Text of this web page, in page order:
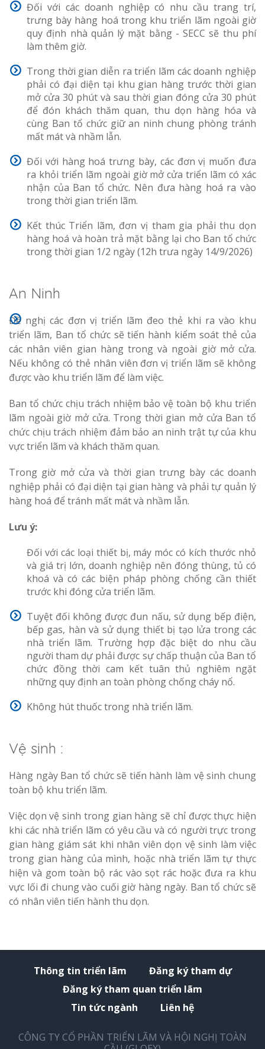
Đối với các doanh nghiệp có nhu cầu trang trí,
trưng bày hàng hoá trong khu triển lãm ngoài giờ
quy định nhà quản lý mặt bằng - SECC sẽ thu phí
làm thêm giờ.
Trong thời gian diễn ra triển lãm các doanh nghiệp
phải có đại diện tại khu gian hàng trước thời gian
mở cửa 30 phút và sau thời gian đóng cửa 30 phút
để đón khách thăm quan, thu dọn hàng hóa và
cùng Ban tổ chức giữ an ninh chung phòng tránh
mất mát và nhầm lẫn.
Đối với hàng hoá trưng bày, các đơn vị muốn đưa
ra khỏi triển lãm ngoài giờ mở cửa triển lãm có xác
nhận của Ban tổ chức. Nên đưa hàng hoá ra vào
trong thời gian triển lãm.
Kết thúc Triển lãm, đơn vị tham gia phải thu dọn
hàng hoá và hoàn trả mặt bằng lại cho Ban tổ chức
trong thời gian 1/2 ngày (12h trưa ngày 14/9/2026)
An Ninh
Đề nghị các đơn vị triển lãm đeo thẻ khi ra vào khu
triển lãm, Ban tổ chức sẽ tiến hành kiểm soát thẻ của
các nhân viên gian hàng trong và ngoài giờ mở cửa.
Nếu không có thẻ nhân viên đơn vị triển lãm sẽ không
được vào khu triển lãm để làm việc.
Ban tổ chức chịu trách nhiệm bảo vệ toàn bộ khu triển
lãm ngoài giờ mở cửa. Trong thời gian mở cửa Ban tổ
chức chịu trách nhiệm đảm bảo an ninh trật tự của khu
vực triển lãm và khách thăm quan.
Trong giờ mở cửa và thời gian trưng bày các doanh
nghiệp phải có đại diện tại gian hàng và phải tự quản lý
hàng hoá để tránh mất mát và nhầm lẫn.
Lưu ý:
Đối với các loại thiết bị, máy móc có kích thước nhỏ
và giá trị lớn, doanh nghiệp nên đóng thùng, tủ có
khoá và có các biện pháp phòng chống cần thiết
trước khi đóng cửa triển lãm.
Tuyệt đối không được đun nấu, sử dụng bếp điện,
bếp gas, hàn và sử dụng thiết bị tạo lửa trong các
nhà triển lãm. Trường hợp đặc biệt do nhu cầu
người tham dự phải được sự chấp thuận của Ban tổ
chức đồng thời cam kết tuân thủ nghiêm ngặt
những quy định an toàn phòng chống cháy nổ.
Không hút thuốc trong nhà triển lãm.
Vệ sinh :
Hàng ngày Ban tổ chức sẽ tiến hành làm vệ sinh chung
toàn bộ khu triển lãm.
Việc dọn vệ sinh trong gian hàng sẽ chỉ được thực hiện
khi các nhà triển lãm có yêu cầu và có người trực trong
gian hàng giám sát khi nhân viên dọn vệ sinh làm việc
trong gian hàng của mình, hoặc nhà triển lãm tự thực
hiện và gom toàn bộ rác vào sọt rác hoặc đưa ra khu
vực lối đi chung vào cuối giờ hàng ngày. Ban tổ chức sẽ
có nhân viên tiến hành thu dọn.
Thông tin triển lãm
Đăng ký tham dự
Đăng ký tham quan triển lãm
Tin tức ngành
Liên hệ
CÔNG TY CỔ PHẦN TRIỂN LÃM VÀ HỘI NGHỊ TOÀN